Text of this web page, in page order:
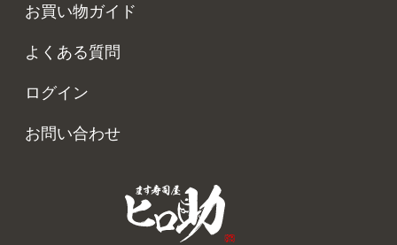
お買い物ガイド
よくある質問
ログイン
お問い合わせ